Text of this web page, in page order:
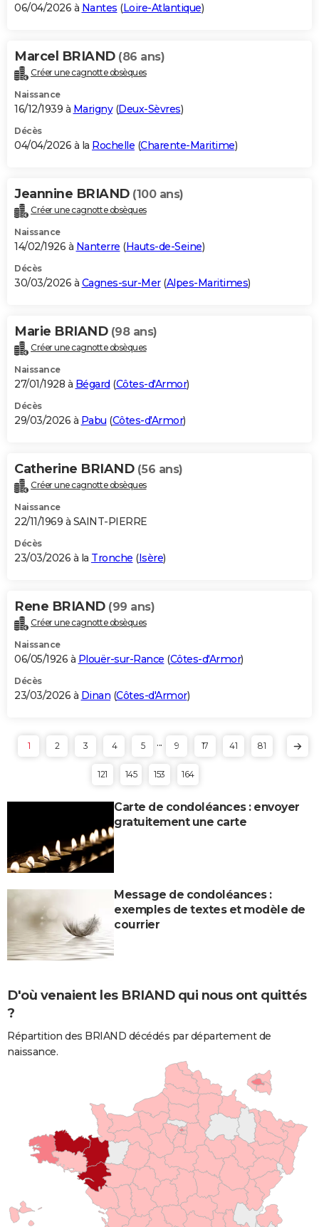
06/04/2026 à Nantes (Loire-Atlantique)
Marcel BRIAND (86 ans)
Créer une cagnotte obsèques
Naissance
16/12/1939 à Marigny(Deux-Sèvres)
Décès
04/04/2026 à la Rochelle (Charente-Maritime)
Jeannine BRIAND (100 ans)
Créer une cagnotte obsèques
Naissance
14/02/1926 à Nanterre (Hauts-de-Seine)
Décès
30/03/2026 à Cagnes-sur-Mer(Alpes-Maritimes)
Marie BRIAND (98 ans)
Créer une cagnotte obsèques
Naissance
27/01/1928 à Bégard (Côtes-d'Armor)
Décès
29/03/2026 à Pabu (Côtes-d'Armor)
Catherine BRIAND (56 ans)
Créer une cagnotte obsèques
Naissance
22/11/1969 à SAINT-PIERRE
Décès
23/03/2026 à la Tronche (Isère)
Rene BRIAND (99 ans)
Créer une cagnotte obsèques
Naissance
06/05/1926 à Plouër-sur-Rance (Côtes-d'Armor)
Décès
23/03/2026 à Dinan (Côtes-d'Armor)
1 2 3 4 5 ... 9 17 41 81
121 145 153 164
Carte de condoléances : envoyer
gratuitement une carte
Message de condoléances :
exemples de textes et modèle de
courrier
D'où venaient les BRIAND qui nous ont quittés
?
Répartition des BRIAND décédés par département de
naissance.